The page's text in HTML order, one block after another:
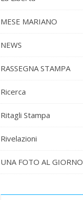
MESE MARIANO
NEWS
RASSEGNA STAMPA
Ricerca
Ritagli Stampa
Rivelazioni
UNA FOTO AL GIORNO